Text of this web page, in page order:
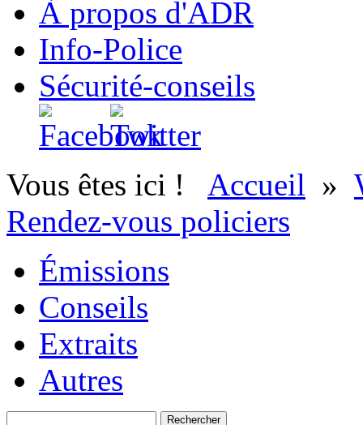
À propos d'ADR
Info-Police
Sécurité-conseils
Vous êtes ici ! Accueil »
Rendez-vous policiers
Émissions
Conseils
Extraits
Autres